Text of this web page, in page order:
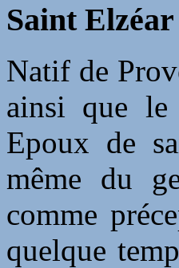
Saint
Natif de
ainsi que le
Epoux de
même du
comme
quelque